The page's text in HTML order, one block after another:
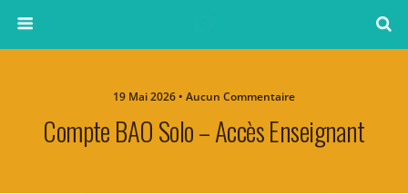
19 Mai 2026 • Aucun Commentaire
Compte BAO Solo – Accès Enseignant